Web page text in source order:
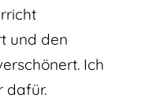
und den
Ich
dafür.